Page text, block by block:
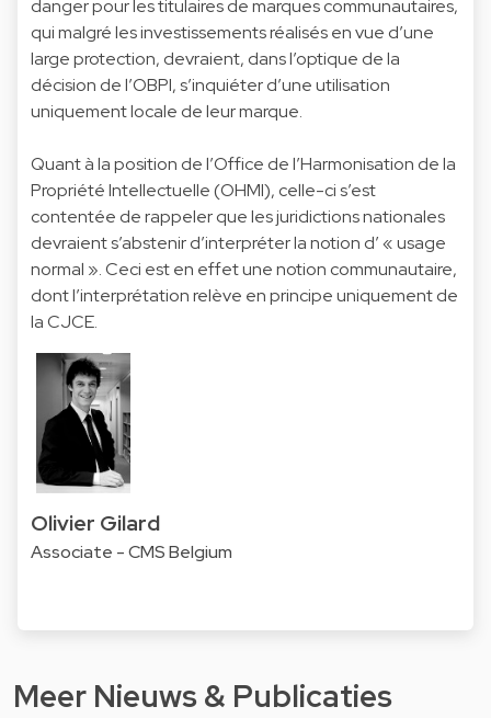
danger pour les titulaires de marques communautaires,
qui malgré les investissements réalisés en vue d’une
large protection, devraient, dans l’optique de la
décision de l’OBPI, s’inquiéter d’une utilisation
uniquement locale de leur marque.
Quant à la position de l’Office de l’Harmonisation de la
Propriété Intellectuelle (OHMI), celle-ci s’est
contentée de rappeler que les juridictions nationales
devraient s’abstenir d’interpréter la notion d’ « usage
normal ». Ceci est en effet une notion communautaire,
dont l’interprétation relève en principe uniquement de
la CJCE.
Olivier Gilard
Associate - CMS Belgium
Meer Nieuws & Publicaties